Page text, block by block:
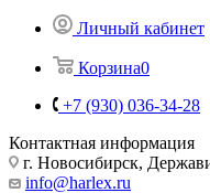
Личный кабинет
Корзина0
+7 (930) 036-34-28
Контактная информация
г. Новосибирск,
info@harlex.ru